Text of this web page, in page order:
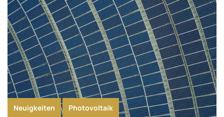
Neuigkeiten Photovoltaik